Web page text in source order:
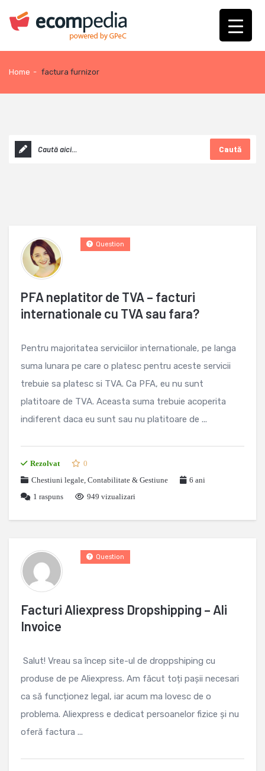
Home - factura furnizor
Caută
PFA neplatitor de TVA – facturi
internationale cu TVA sau fara?
Question
Pentru majoritatea serviciilor internationale, pe langa
suma lunara pe care o platesc pentru aceste servicii
trebuie sa platesc si TVA. Ca PFA, eu nu sunt
platitoare de TVA. Aceasta suma trebuie acoperita
indiferent daca eu sunt sau nu platitoare de ...
Rezolvat
0
Chestiuni legale, Contabilitate & Gestiune
6 ani
1 raspuns 949 vizualizari
Facturi Aliexpress Dropshipping – Ali
Invoice
Question
Salut! Vreau sa încep site-ul de droppshiping cu
produse de pe Aliexpress. Am făcut toți pașii necesari
ca să funcționez legal, iar acum ma lovesc de o
problema. Aliexpress e dedicat persoanelor fizice și nu
oferă factura ...